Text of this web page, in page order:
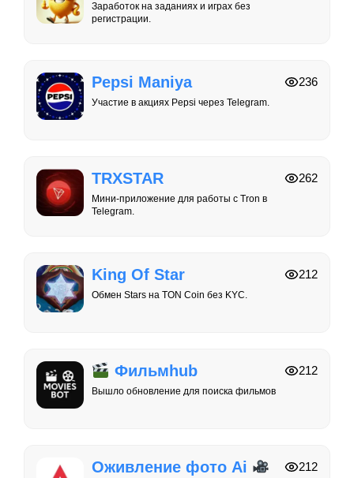
Заработок на заданиях и играх без
регистрации.
Pepsi Maniya
Участие в акциях Pepsi через Telegram.
236
TRXSTAR
Мини-приложение для работы с Tron в
Telegram.
262
King Of Star
Обмен Stars на TON Coin без KYC.
212
Фильмhub
Вышло обновление для поиска фильмов
212
Оживление фото Ai 212